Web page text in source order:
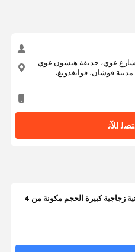
العنوان: ورشة العمل رقم 03، رقم 9 شارع غوي، حديقة هيشون غوي
فوشان، قوانغدونغ،
ﺍﻶﻧ
كبسولات مكتب صوتية زجاجية كبيرة الحجم مكونة من 4